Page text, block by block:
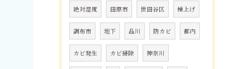
絶対湿度 田原市 世田谷区 棟上げ
調布市 地下 品川 防カビ 都内
カビ発生 カビ掃除 神奈川